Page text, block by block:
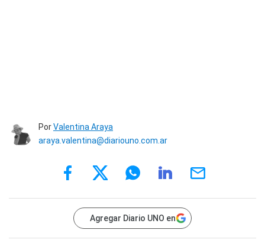
PorValentina Araya
araya.valentina@diariouno.com.ar
Agregar Diario UNO en